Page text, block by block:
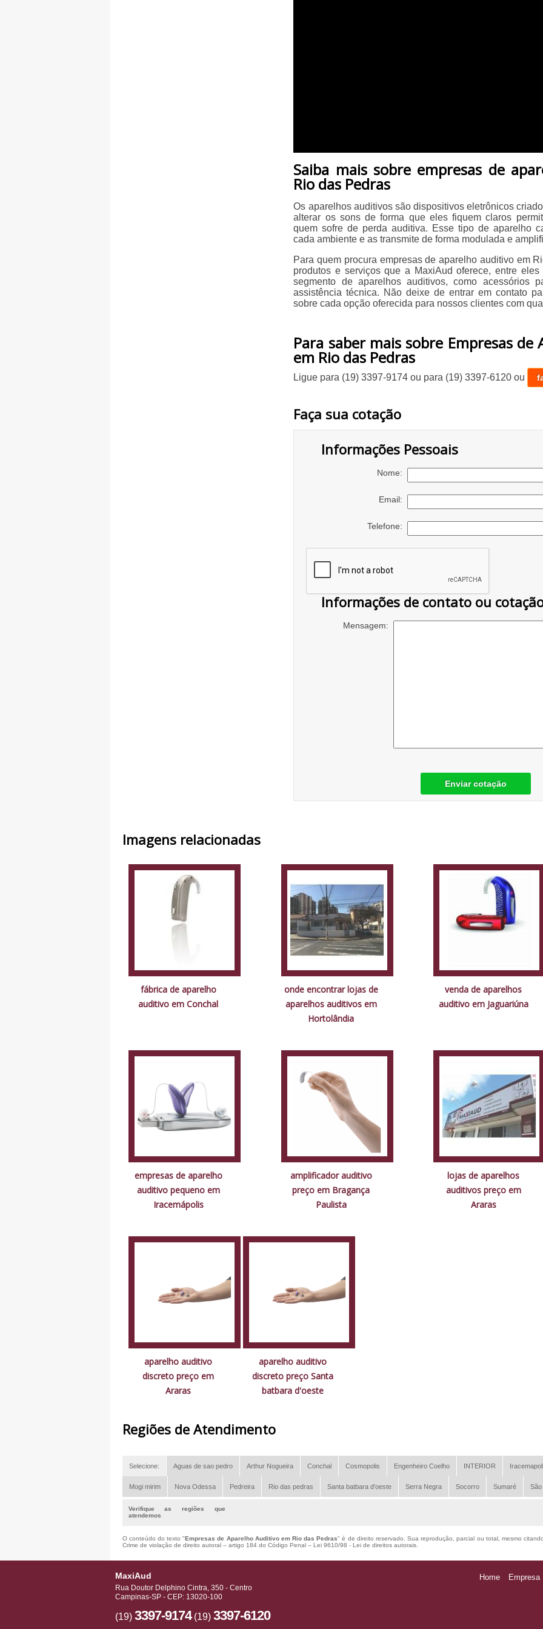
Saiba mais sobre empresas de
Rio das Pedras
Os aparelhos auditivos são dispositivos eletrônicos
alterar os sons de forma que eles fiquem claros
quem sofre de perda auditiva. Esse tipo de aparelho
cada ambiente e as transmite de forma modulada e
Para quem procura empresas de aparelho auditivo em
produtos e serviços que a MaxiAud oferece, entre
segmento de aparelhos auditivos, como acessórios
assistência técnica. Não deixe de entrar em contato
sobre cada opção oferecida para nossos clientes com
Para saber mais sobre Empresas
em Rio das Pedras
Ligue para (19) 3397-9174 ou para (19) 3397-6120 ou
Faça sua cotação
Informações Pessoais
Nome:
Email:
Telefone:
Informações de contato ou
Mensagem:
Enviar cotação
Imagens relacionadas
fábrica de aparelho
auditivo em Conchal
onde encontrar lojas de
aparelhos auditivos em
Hortolândia
venda de aparelhos
auditivo em Jaguariúna
empresas de aparelho
auditivo pequeno em
Iracemápolis
amplificador auditivo
preço em Bragança
Paulista
lojas de aparelhos
auditivos preço em
Araras
aparelho auditivo
discreto preço em
Araras
aparelho auditivo
discreto preço Santa
batbara d'oeste
Regiões de Atendimento
Selecione: Aguas de sao pedro Arthur Nogueira Conchal Cosmopolis Engenheiro Coelho INTERIOR
Mogi mirim Nova Odessa Pedreira Rio das pedras Santa batbara d'oeste Serra Negra Socorro Sumaré São
Verifique as regiões que
atendemos
O conteúdo do texto "Empresas de Aparelho Auditivo em Rio das Pedras" é de direito reservado. Sua reprodução, parcial ou total, mesmo
Crime de violação de direito autoral – artigo 184 do Código Penal – Lei 9610/98 - Lei de direitos autorais.
MaxiAud
Rua Doutor Delphino Cintra, 350 - Centro
Campinas-SP - CEP: 13020-100
(19) 3397-9174(19) 3397-6120
Home Empresa